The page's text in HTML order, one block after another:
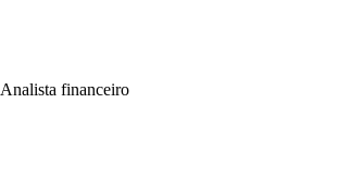
Analista financeiro